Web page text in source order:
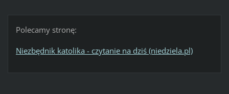
Polecamy stronę:
Niezbędnik katolika - czytanie na dziś (niedziela.pl)